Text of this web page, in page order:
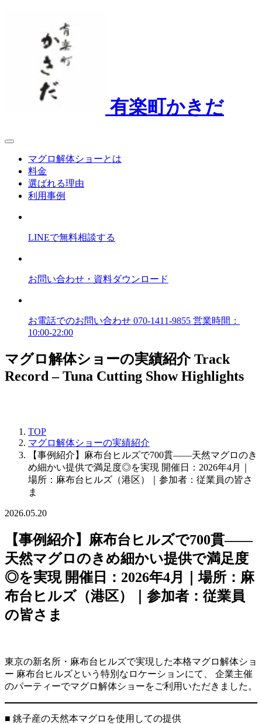
有楽町かきだ
マグロ解体ショーとは
料金
選ばれる理由
利用事例
LINEで無料相談する
お問い合わせ ・資料ダウンロード
お電話でのお問い合わせ 070-1411-9855 営業時間：
10:00-22:00
マグロ解体ショーの実績紹介 Track
Record – Tuna Cutting Show Highlights
TOP
マグロ解体ショーの実績紹介
【事例紹介】麻布台ヒルズで700貫——天然マグロのき
め細かい提供で満足度◎を実現 開催日：2026年4月｜
場所：麻布台ヒルズ（港区）｜参加者：従業員の皆さ
ま
2026.05.20
【事例紹介】麻布台ヒルズで700貫——
天然マグロのきめ細かい提供で満足度
◎を実現 開催日：2026年4月｜場所：麻
布台ヒルズ（港区）｜参加者：従業員
の皆さま
東京の新名所・麻布台ヒルズで実現した本格マグロ解体ショ
ー 麻布台ヒルズという特別なロケーションにて、 企業主催
のパーティーでマグロ解体ショーをご利用いただきました。
■ 銚子産の天然本マグロを使用しての提供